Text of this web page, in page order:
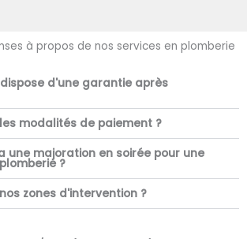
à propos de nos services en plomberie
d'une garantie après
modalités de paiement ?
une majoration en soirée pour une
?
zones d'intervention ?